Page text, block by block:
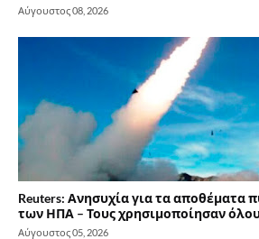
Αύγουστος 08, 2026
Reuters: Ανησυχία για τα αποθέματα
των ΗΠΑ – Τους χρησιμοποίησαν
Αύγουστος 05, 2026